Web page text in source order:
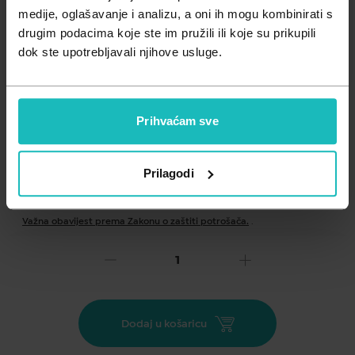
medije, oglašavanje i analizu, a oni ih mogu kombinirati s
drugim podacima koje ste im pružili ili koje su prikupili
dok ste upotrebljavali njihove usluge.
Prihvaćam sve
Prilagodi
Zdravlje muškarca
Zdravlje žene
Minerali
Probiotici i prebiotici
Dodaj na listu želja
Važna obavijest prema Zakonu o zaštiti potrošača. .
SUMMER25
Frangipani Svjetlucava krema za tijelo stvorena je da njeguje,
Dodaj u košaricu